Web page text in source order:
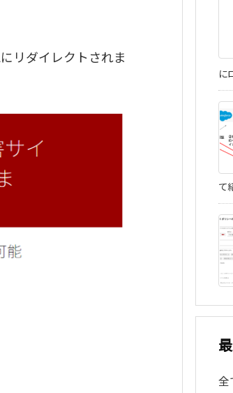
リダイレクトされま
に
て
全